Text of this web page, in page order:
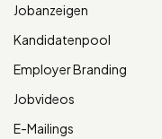
Jobanzeigen
Kandidatenpool
Employer Branding
Jobvideos
E-Mailings